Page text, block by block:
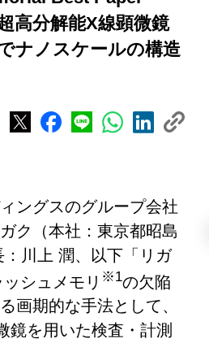
高分解能X線顕微鏡
ナノスケールの構造
ングスのグループ会社
ク（本社：東京都昭島
川上 潤、以下「リガ
シュメモリ ※1の欠陥
画期的な手法として、
鏡を用いた検査・計測